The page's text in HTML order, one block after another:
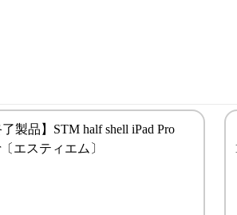
外事業部が取り揃えている海外輸入商
了製品】STM half shell iPad Pro
〔エスティエム〕